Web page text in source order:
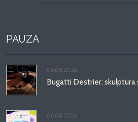
PAUZA
06.08.2026.
Bugatti Destrier:
06.08.2026.